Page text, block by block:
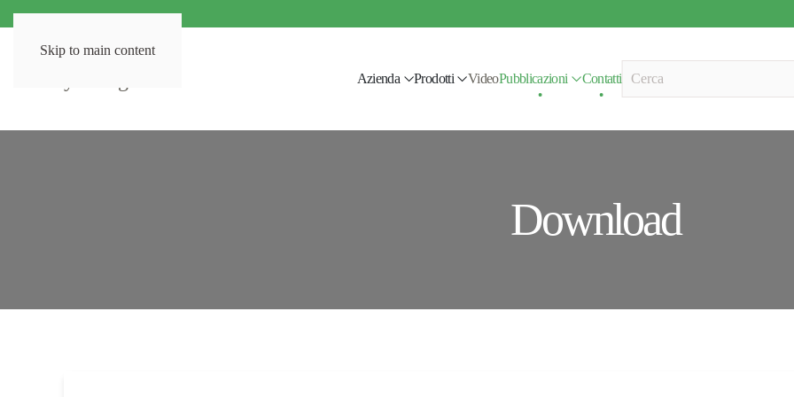
Skip to main content
Azienda
Prodotti VideoPubblicazioni Contatti
Download